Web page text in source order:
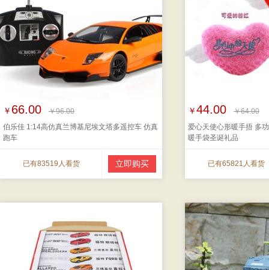
￥ 66.00
￥96.00
伯乐佳 1:14高仿真兰博基尼埃文塔多遥控车 仿真
跑车
已有83519人看货 立即购买
￥44.00
￥64.00
爱心天使心形暖手捂 多
暖手袋圣诞礼品
已有65821人看货